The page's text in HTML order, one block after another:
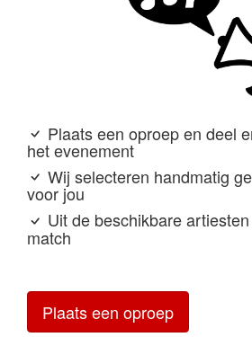
Plaats een oproep en deel
het evenement
Wij selecteren handmatig
voor jou
Uit de beschikbare
match
Plaats een oproep